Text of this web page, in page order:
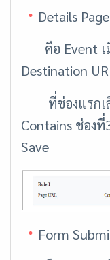
Details
คือ Event เมื่
Destination
ที่ช่องแรกเลื
Contains ช่องที่
Save
Form